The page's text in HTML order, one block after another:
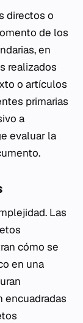
directos o
de los
en
realizados
o artículos
primarias
a
evaluar la
Las
cómo se
en una
encuadradas